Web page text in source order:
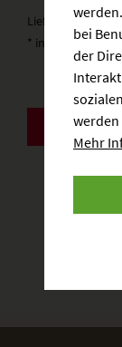
Lieferzeit: 3-5
* inkl.
bei
der
Mehr